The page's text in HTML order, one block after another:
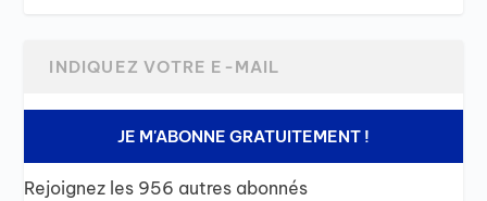
JE M'ABONNE GRATUITEMENT !
Rejoignez les 956 autres abonnés